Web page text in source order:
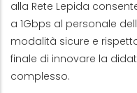
alla Rete Lepida
a 1Gbps al personale
modalità sicure e
finale di innovare la
complesso.